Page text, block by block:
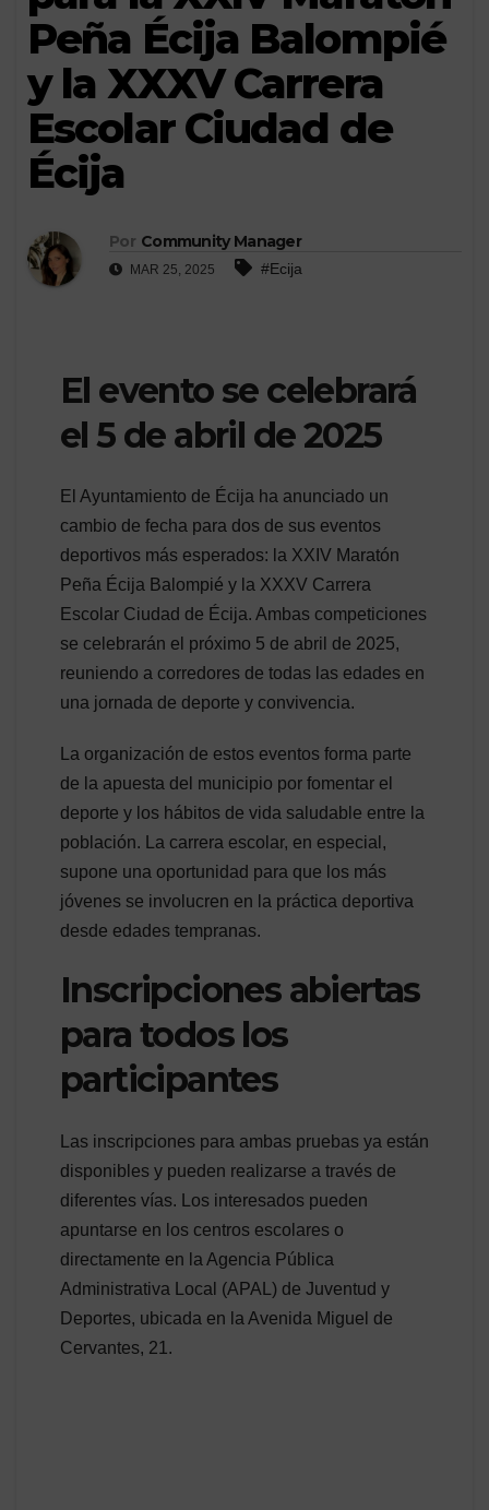
Peña Écija Balompié
y la XXXV Carrera
Escolar Ciudad de
Écija
Por Community Manager
MAR 25, 2025 #Ecija
El evento se celebrará
el 5 de abril de 2025
El Ayuntamiento de Écija ha anunciado un
cambio de fecha para dos de sus eventos
deportivos más esperados: la XXIV Maratón
Peña Écija Balompié y la XXXV Carrera
Escolar Ciudad de Écija. Ambas competiciones
se celebrarán el próximo 5 de abril de 2025,
reuniendo a corredores de todas las edades en
una jornada de deporte y convivencia.
La organización de estos eventos forma parte
de la apuesta del municipio por fomentar el
deporte y los hábitos de vida saludable entre la
población. La carrera escolar, en especial,
supone una oportunidad para que los más
jóvenes se involucren en la práctica deportiva
desde edades tempranas.
Inscripciones abiertas
para todos los
participantes
Las inscripciones para ambas pruebas ya están
disponibles y pueden realizarse a través de
diferentes vías. Los interesados pueden
apuntarse en los centros escolares o
directamente en la Agencia Pública
Administrativa Local (APAL) de Juventud y
Deportes, ubicada en la Avenida Miguel de
Cervantes, 21.